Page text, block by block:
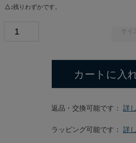
△ 残りわずかです。
サイ
カートに入
返品・交換可能です： 詳
ラッピング可能です： 詳